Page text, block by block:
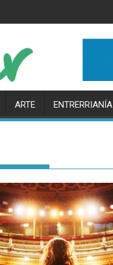
ARTE ENTRERRIANÍA